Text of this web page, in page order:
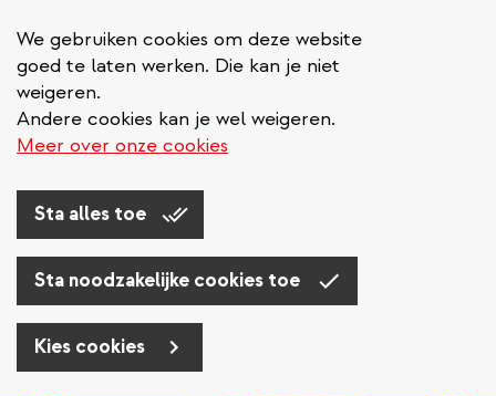
We gebruiken cookies om deze website
goed te laten werken. Die kan je niet
weigeren.
Andere cookies kan je wel weigeren.
Meer over onze cookies
Sta alles toe
Sta noodzakelijke cookies toe
Kies cookies